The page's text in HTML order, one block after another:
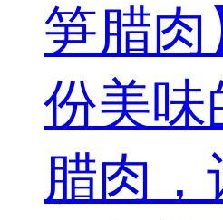
笋腊肉
份美味
腊肉，